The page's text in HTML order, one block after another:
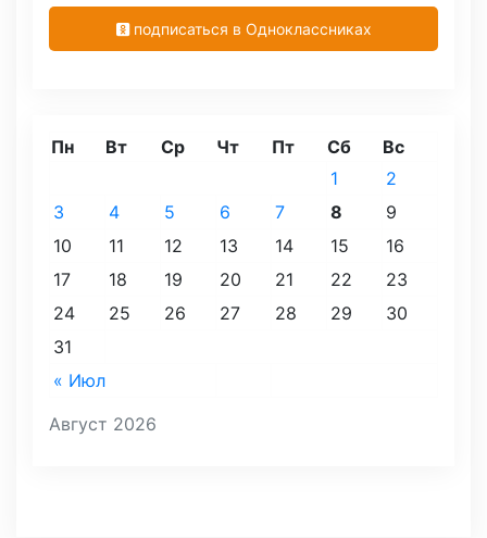
подписаться в Одноклассниках
Август 2026
Пн Вт Ср Чт Пт Сб Вс
« Июл
1
2
3
4 5 6 7 8
9
10
11 12 13 14 15
16
17
18 19 20 21 22
23
24
25 26 27 28 29
30
31